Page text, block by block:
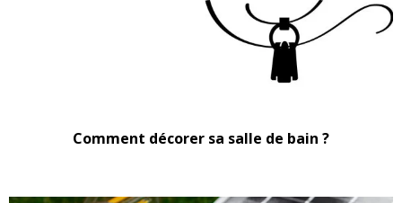
Comment décorer sa salle de bain ?